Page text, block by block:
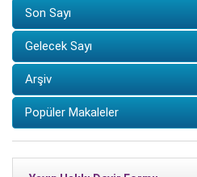
Son Sayı
Gelecek Sayı
Arşiv
Popüler Makaleler